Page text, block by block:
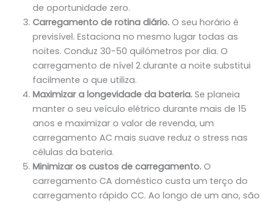
de oportunidade zero.
Carregamento de rotina diário.O seu horário é
previsível. Estaciona no mesmo lugar todas as
noites. Conduz 30-50 quilómetros por dia. O
carregamento de nível 2 durante a noite substitui
facilmente o que utiliza.
Maximizar a longevidade da bateria.Se planeia
manter o seu veículo elétrico durante mais de 15
anos e maximizar o valor de revenda, um
carregamento AC mais suave reduz o stress nas
células da bateria.
Minimizar os custos de carregamento.O
carregamento CA doméstico custa um terço do
carregamento rápido CC. Ao longo de um ano, são